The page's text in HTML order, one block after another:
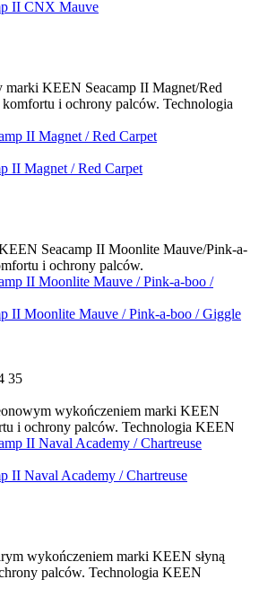
II CNX Mauve
marki KEEN Seacamp II Magnet/Red
komfortu i ochrony palców. Technologia
II Magnet / Red Carpet
Seacamp II Moonlite Mauve/Pink-a-
i ochrony palców.
II Moonlite Mauve / Pink-a-boo / Giggle
35
wykończeniem marki KEEN
i ochrony palców. Technologia KEEN
II Naval Academy / Chartreuse
wykończeniem marki KEEN słyną
palców. Technologia KEEN